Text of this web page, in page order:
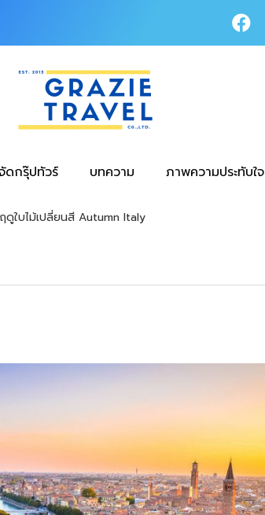
ดกรุ๊ปทัวร์ บทความ ภาพความประทับใจ
ดูใบไม้เปลี่ยนสี Autumn Italy